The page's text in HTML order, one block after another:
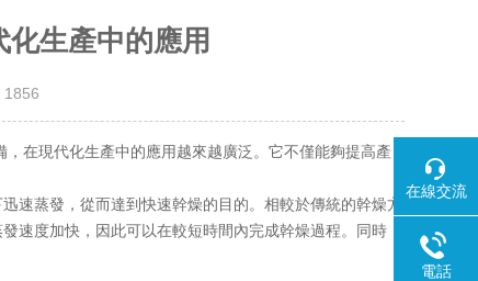
生產中的應用
1856
在現代化生產中的應用越來越廣泛。它不僅能夠提高產
蒸發，從而達到快速幹燥的目的。相較於傳統的幹燥方
速度加快，因此可以在較短時間內完成幹燥過程。同時，
在線交流
電話